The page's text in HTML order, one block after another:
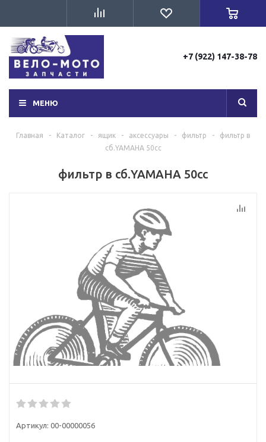
+7 (922) 147-38-78
МЕНЮ
Главная - Каталог - ящик - аксессуары - фильтр -
фильтр в
сб.YAMAHA 50сс
фильтр в сб.YAMAHA 50сс
Артикул: 00-00000056